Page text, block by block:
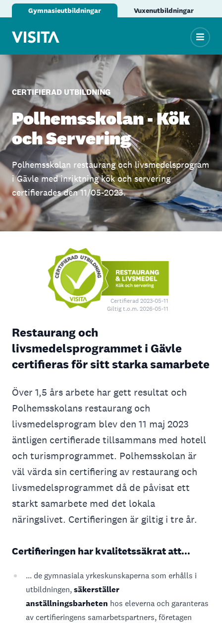
Gymnasieutbildningar Vuxenutbildningar
CERTIFIERAD UTBILDNING
Polhemsskolan - Kök
och Servering
Polhemsskolan restaurang och livsmedelsprogram
i Gävle med inriktning kök och servering
certifierades den 11/05-2023.
Certifierad 2023-05-11
Giltig t.o.m. 2026-05-11
Restaurang och
livsmedelsprogrammet i Gävle
certifieras för sitt starka samarbete
Över 1,5 års arbete har gett resultat och
Polhemsskolans restaurang och
livsmedelsprogram blev den 11 maj 2023
äntligen certifierade tillsammans med hotell
och turismprogrammet. Polhemsskolan är
väl värda sin certifiering av restaurang och
livsmedelsprogrammet då de påvisat ett
starkt samarbete med det lokala
näringslivet. Certifieringen är giltig i tre år.
Certifieringen har kvalitetssäkrat att...
... de gymnasiala yrkeskunskaperna som erhålls i
utbildningen,säkerställer
anställningsbarheten hos eleverna och garanteras
av certifieringens samarbetspartners, företagen